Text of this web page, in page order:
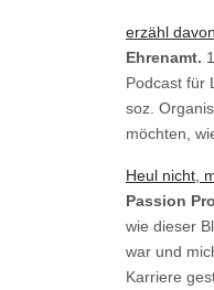
erzähl davon
Ehrenamt.
Podcast für
soz.
möchten,
Heul nicht,
Passion
wie dieser
war und
Karriere